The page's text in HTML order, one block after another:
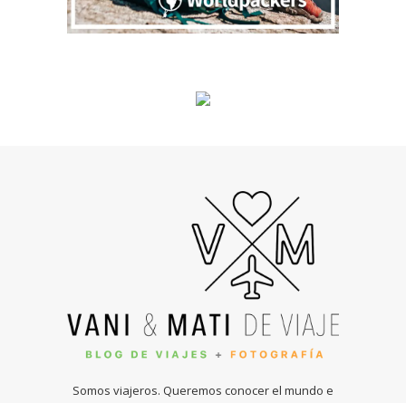
Somos viajeros. Queremos conocer el mundo e